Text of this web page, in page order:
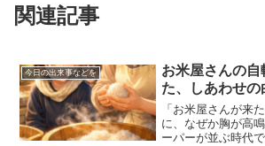
関連記事
今日の出来事などを
お米屋さんの自
た、しあわせの
「お米屋さんが来
に、なぜか胸が高
ーパーが並ぶ時代